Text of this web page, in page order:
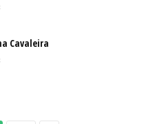
Cavaleira